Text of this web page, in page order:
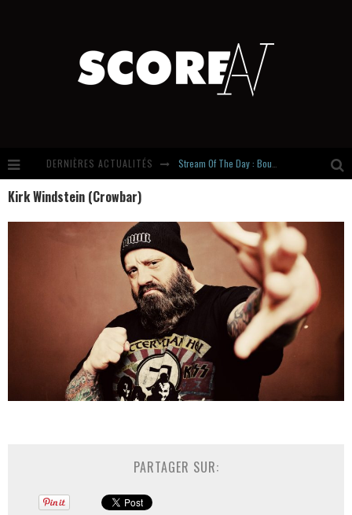
DERNIÈRES ACTUALITÉS
Hardcore, Actually. Meet Cút Lộn
Introducing Newcomer : Gudewife
Kirk Windstein (Crowbar)
PARTAGER SUR: